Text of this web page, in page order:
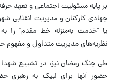
بر پایه مسئولیت اجتماعی و تعهد
جهادی کارکنان و مدیریت انقلابی
یا "خدمت به‌منزله خط مقدم" را
نظریه‌های مدیریت متداول و
طی جنگ رمضان نیز، در تشییع
حضور آنها برای لبیک به رهبری